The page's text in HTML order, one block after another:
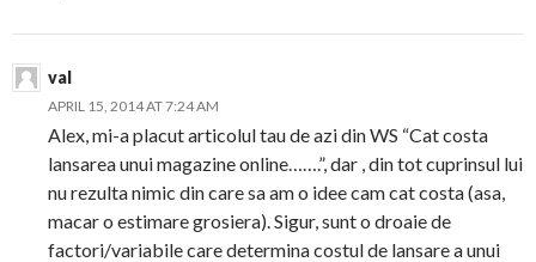
val
APRIL 15, 2014 AT 7:24 AM
Alex, mi-a placut articolul tau de azi din WS “Cat costa
lansarea unui magazine online…….”, dar , din tot cuprinsul lui
nu rezulta nimic din care sa am o idee cam cat costa (asa,
macar o estimare grosiera). Sigur, sunt o droaie de
factori/variabile care determina costul de lansare a unui